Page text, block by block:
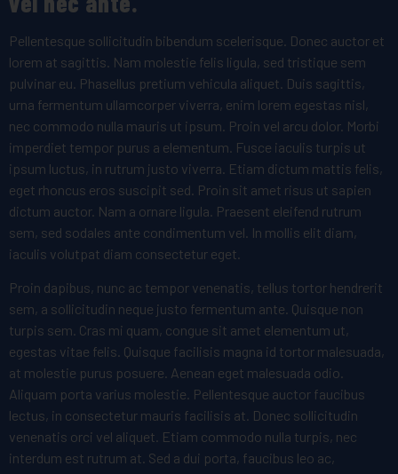
Pellentesque sollicitudin bibendum scelerisque. Donec auctor et
lorem at sagittis. Nam molestie felis ligula, sed tristique sem
pulvinar eu. Phasellus pretium vehicula aliquet. Duis sagittis,
urna fermentum ullamcorper viverra, enim lorem egestas nisl,
nec commodo nulla mauris ut ipsum. Proin vel arcu dolor. Morbi
imperdiet tempor purus a elementum. Fusce iaculis turpis ut
ipsum luctus, in rutrum justo viverra. Etiam dictum mattis felis,
eget rhoncus eros suscipit sed. Proin sit amet risus ut sapien
dictum auctor. Nam a ornare ligula. Praesent eleifend rutrum
sem, sed sodales ante condimentum vel. In mollis elit diam,
iaculis volutpat diam consectetur eget.
Proin dapibus, nunc ac tempor venenatis, tellus tortor hendrerit
sem, a sollicitudin neque justo fermentum ante. Quisque non
turpis sem. Cras mi quam, congue sit amet elementum ut,
egestas vitae felis. Quisque facilisis magna id tortor malesuada,
at molestie purus posuere. Aenean eget malesuada odio.
Aliquam porta varius molestie. Pellentesque auctor faucibus
lectus, in consectetur mauris facilisis at. Donec sollicitudin
venenatis orci vel aliquet. Etiam commodo nulla turpis, nec
interdum est rutrum at. Sed a dui porta, faucibus leo ac,